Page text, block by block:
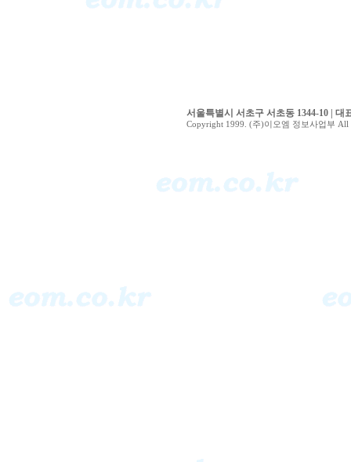
서울특별시 서초구 서초동 1344-10 | 대
Copyright 1999. (주)이오엠 정보사업부 All